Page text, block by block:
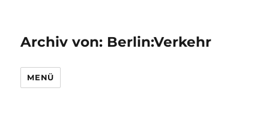
Archiv von: Berlin:Verkehr
MENÜ